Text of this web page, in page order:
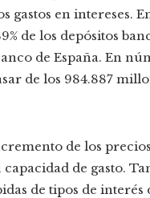
gastos en intereses.
de los depósitos
de España. En
de los 984.887
de los
de gasto.
de tipos de